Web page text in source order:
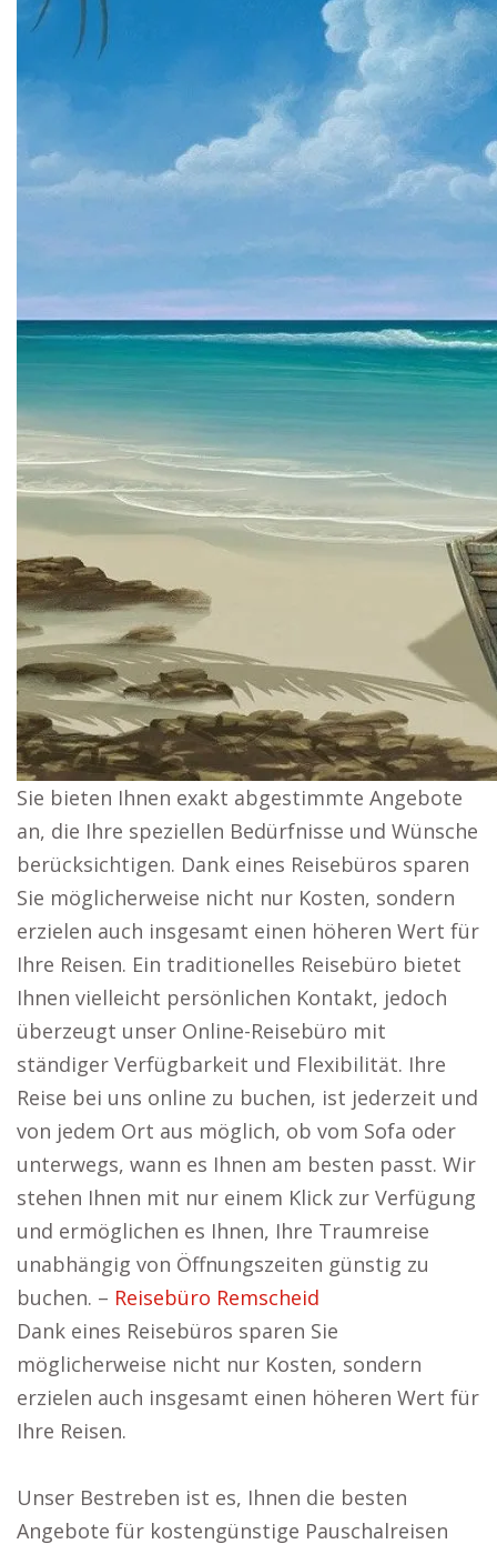
Sie bieten Ihnen exakt abgestimmte Angebote
an, die Ihre speziellen Bedürfnisse und Wünsche
berücksichtigen. Dank eines Reisebüros sparen
Sie möglicherweise nicht nur Kosten, sondern
erzielen auch insgesamt einen höheren Wert für
Ihre Reisen. Ein traditionelles Reisebüro bietet
Ihnen vielleicht persönlichen Kontakt, jedoch
überzeugt unser Online-Reisebüro mit
ständiger Verfügbarkeit und Flexibilität. Ihre
Reise bei uns online zu buchen, ist jederzeit und
von jedem Ort aus möglich, ob vom Sofa oder
unterwegs, wann es Ihnen am besten passt. Wir
stehen Ihnen mit nur einem Klick zur Verfügung
und ermöglichen es Ihnen, Ihre Traumreise
unabhängig von Öffnungszeiten günstig zu
buchen. – Reisebüro Remscheid
Dank eines Reisebüros sparen Sie
möglicherweise nicht nur Kosten, sondern
erzielen auch insgesamt einen höheren Wert für
Ihre Reisen.
Unser Bestreben ist es, Ihnen die besten
Angebote für kostengünstige Pauschalreisen